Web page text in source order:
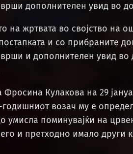
дополнителен увид во
на жртвата во својство на
и со прибраните
и дополнителен увид во
Фросина Кулакова на 29
возач му е
умисла поминувајќи на
и претходно имало други